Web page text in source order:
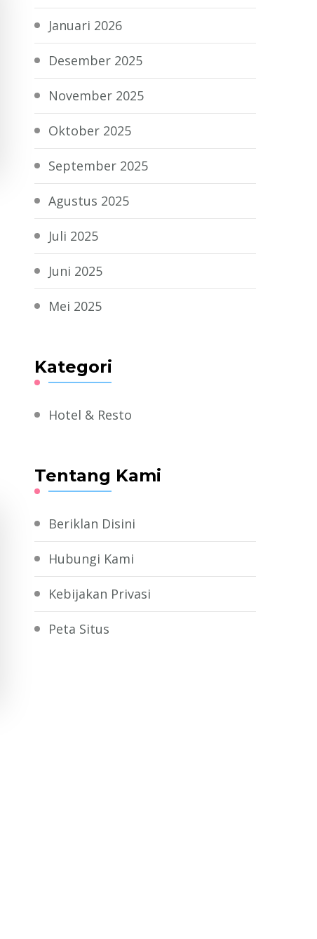
Januari 2026
Desember 2025
November 2025
Oktober 2025
September 2025
Agustus 2025
Juli 2025
Juni 2025
Mei 2025
Kategori
Hotel & Resto
Tentang Kami
Beriklan Disini
Hubungi Kami
Kebijakan Privasi
Peta Situs